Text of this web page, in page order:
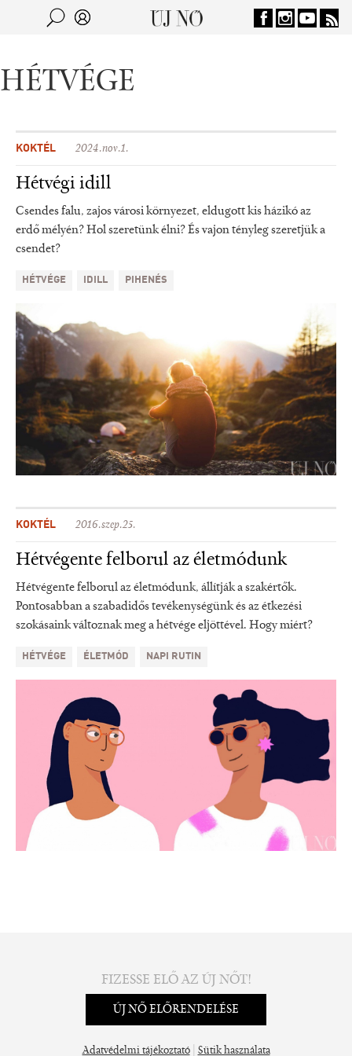
Jump to navigation
HÉTVÉGE
KOKTÉL 2024.nov.1.
Hétvégi idill
Csendes falu, zajos városi környezet, eldugott kis házikó az
erdő mélyén? Hol szeretünk élni? És vajon tényleg szeretjük a
csendet?
HÉTVÉGE IDILL PIHENÉS
KOKTÉL 2016.szep.25.
Hétvégente felborul az életmódunk
Hétvégente felborul az életmódunk, állítják a szakértők.
Pontosabban a szabadidős tevékenységünk és az étkezési
szokásaink változnak meg a hétvége eljöttével. Hogy miért?
HÉTVÉGE ÉLETMÓD NAPI RUTIN
FIZESSE ELŐ AZ ÚJ NŐT!
ÚJ NŐ ELŐRENDELÉSE
Adatvédelmi tájékoztató| Sütik használata